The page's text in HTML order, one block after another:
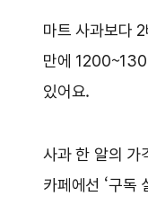
마트 사과보다
만에
있어요.
사과 한 알의
카페에선 ‘구독